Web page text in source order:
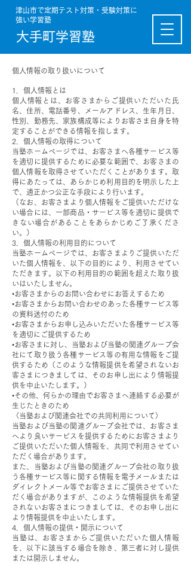
大手町学習塾
津山市で定期テスト対策・受験対策に
強い学習塾
個人情報の取り扱いについて
1．個人情報とは
個人情報とは、お客さまからご提供いただいた氏
名、住所、電話番号、メールアドレス、生年月日、
性別、勤務先、家族構成等によりお客さま自身を特
定することができる情報を指します。
2．個人情報の取得について
当塾ホームページでは、お客さまへ各種サービス等
を適切に提供するために必要な範囲で、お客さまの
個人情報を取得させていただくことがあります。取
得にあたっては、あらかじめ利用目的を明示した上
で、適正かつ公正な手段により行います。
（なお、お客さまより個人情報をご提供いただけな
い場合には、一部商品・サービス等を適切に提供で
きない場合があることをあらかじめご了承くださ
い。）
3．個人情報の利用目的について
当塾ホームページでは、お客さまよりご提供いただ
いた個人情報を、以下の目的により、利用させてい
ただきます。以下の利用目的の範囲を超えた取り扱
いはいたしません。
•お客さまからのお問い合わせにお答えするため
•お客さまからお問い合わせのあった各種サービス等
の資料送付のため
•お客さまからお申し込みいただいた各種サービス等
を適切にご提供するため
•お客さまに対し、当塾および当塾の関連グループ会
社にて取り扱う各種サービス等の有用な情報をご提
供するため（このような情報提供を希望されないお
客さまにつきましては、そのお申し出により情報提
供を中止いたします。）
•その他、何らかの理由でお客さまへ連絡する必要が
生じたときのため
〈当塾および関連会社での共同利用について〉
当塾および当塾の関連グループ会社では、お客さま
へより良いサービスを提供するためにお客さまより
ご提供いただいた個人情報を、共同で利用させてい
ただく場合があります。
また、当塾および当塾の関連グループ会社の取り扱
う各種サービス等に関する情報を電子メールまたは
ダイレクトメール等でお客さまにご提供させていた
だく場合がありますが、このような情報提供を希望
されないお客さまにつきましては、そのお申し出に
より情報提供を中止いたします。
4．個人情報の提供・開示について
当塾は、お客さまからご提供いただいた個人情報
を、以下に該当する場合を除き、第三者に対し提供
または開示しません。